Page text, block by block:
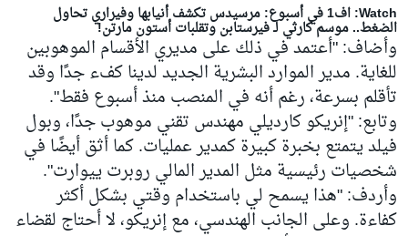
Watch: اف1 في أسبوع: مرسيدس تكشف أنيابها وفيراري تحاول
الضغط.. موسم كارثي لـ فيرستابن وتقلبات أستون مارتن!
وأضاف: "أعتمد في ذلك على مديري الأقسام الموهوبين
للغاية. مدير الموارد البشرية الجديد لدينا كفء جدًا وقد
تأقلم بسرعة، رغم أنه في المنصب منذ أسبوع فقط".
وتابع: "إنريكو كارديلي مهندس تقني موهوب جدًا، وبول
فيلد يتمتع بخبرة كبيرة كمدير عمليات. كما أثق أيضًا في
شخصيات رئيسية مثل المدير المالي روبرت ييوارت".
وأردف: "هذا يسمح لي باستخدام وقتي بشكل أكثر
كفاءة. وعلى الجانب الهندسي، مع إنريكو، لا أحتاج لقضاء